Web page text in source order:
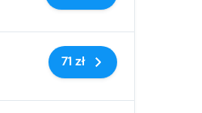
Brak tagów
71 zł